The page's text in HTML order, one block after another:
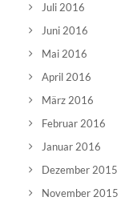
Juli 2016
Juni 2016
Mai 2016
April 2016
März 2016
Februar 2016
Januar 2016
Dezember 2015
November 2015